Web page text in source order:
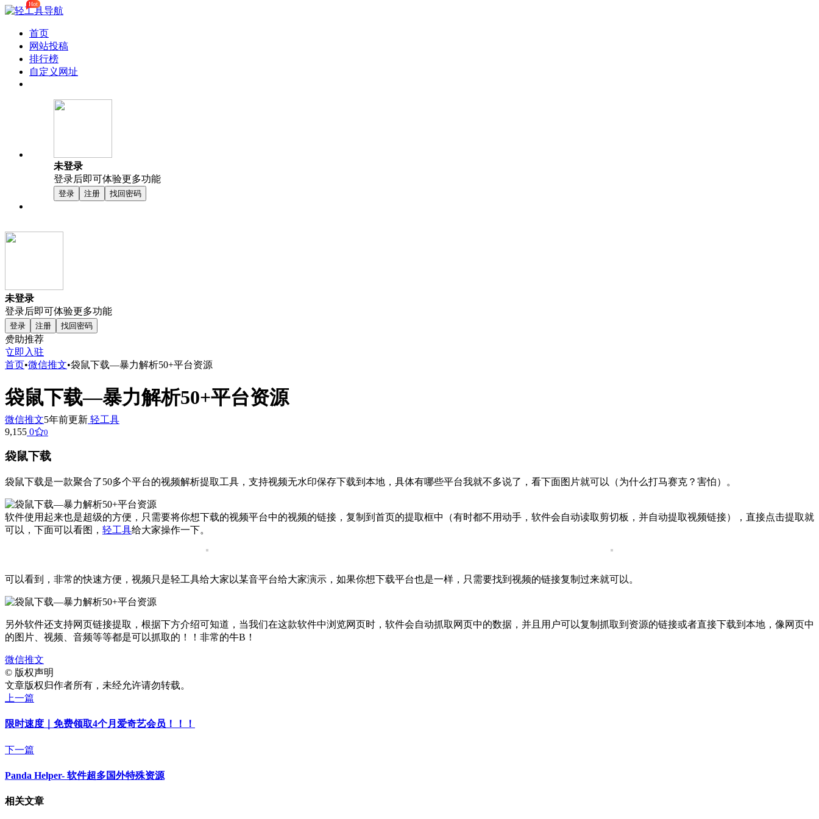
首页
网站投稿
排行榜
Hot
自定义网址
未登录
登录后即可体验更多功能
登录 注册 找回密码
未登录
登录后即可体验更多功能
登录 注册 找回密码
赞助推荐
立即入驻
首页•微信推文•袋鼠下载—暴力解析50+平台资源
袋鼠下载—暴力解析50+平台资源
微信推文5年前更新 轻工具
9,155 0 0
袋鼠下载
袋鼠下载是一款聚合了50多个平台的视频解析提取工具，支持视频无水印保存下载到本地，具体有哪些平台我就不多说了，看下面图片就可以（为什么打马赛克？害怕）。
软件使用起来也是超级的方便，只需要将你想下载的视频平台中的视频的链接，复制到首页的提取框中（有时都不用动手，软件会自动读取剪切板，并自动提取视频链接），直接点击提取就
可以，下面可以看图， 轻工具给大家操作一下。
可以看到，非常的快速方便，视频只是轻工具给大家以某音平台给大家演示，如果你想下载平台也是一样，只需要找到视频的链接复制过来就可以。
另外软件还支持网页链接提取，根据下方介绍可知道，当我们在这款软件中浏览网页时，软件会自动抓取网页中的数据，并且用户可以复制抓取到资源的链接或者直接下载到本地，像网页中
的图片、视频、音频等等都是可以抓取的！！非常的牛B！
微信推文
© 版权声明
文章版权归作者所有，未经允许请勿转载。
上一篇
限时速度｜免费领取4个月爱奇艺会员！！！
下一篇
Panda Helper- 软件超多国外特殊资源
相关文章